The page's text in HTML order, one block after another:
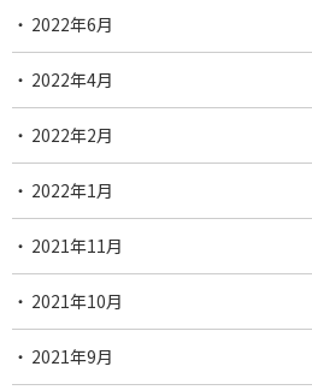
2022年6月
2022年4月
2022年2月
2022年1月
2021年11月
2021年10月
2021年9月